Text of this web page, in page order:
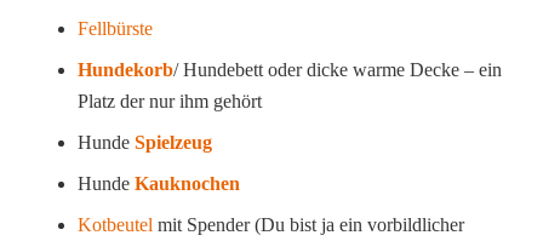
Fellbürste
Hundekorb/ Hundebett oder dicke warme Decke – ein
Platz der nur ihm gehört
Hunde Spielzeug
Hunde Kauknochen
Kotbeutel mit Spender (Du bist ja ein vorbildlicher